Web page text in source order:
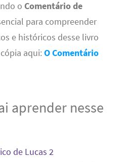
o Comentário de
para compreender
e históricos desse livro
aqui: O Comentário
aprender nesse
de Lucas 2